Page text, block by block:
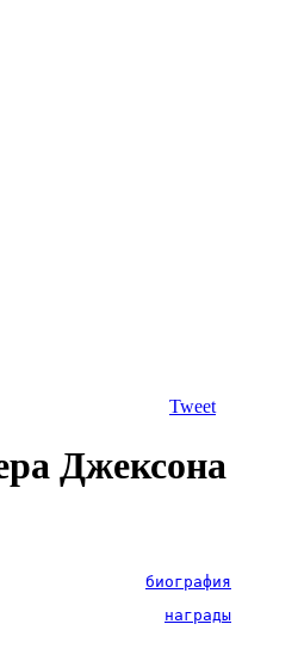
Tweet
Джексона
биография
награды